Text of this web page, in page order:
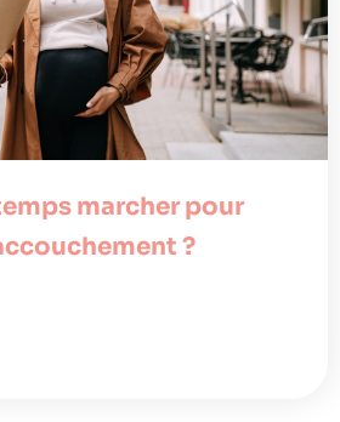
marcher pour
?